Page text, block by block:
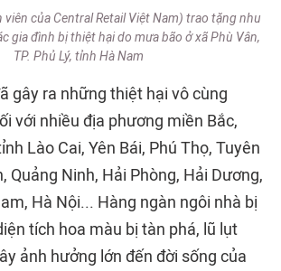
viên của Central Retail Việt Nam) trao tặng nhu
gia đình bị thiệt hại do mưa bão ở xã Phù Vân,
TP. Phủ Lý, tỉnh Hà Nam
gây ra những thiệt hại vô cùng
với nhiều địa phương miền Bắc,
Lào Cai, Yên Bái, Phú Thọ, Tuyên
Quảng Ninh, Hải Phòng, Hải Dương,
Hà Nội... Hàng ngàn ngôi nhà bị
tích hoa màu bị tàn phá, lũ lụt
ảnh hưởng lớn đến đời sống của